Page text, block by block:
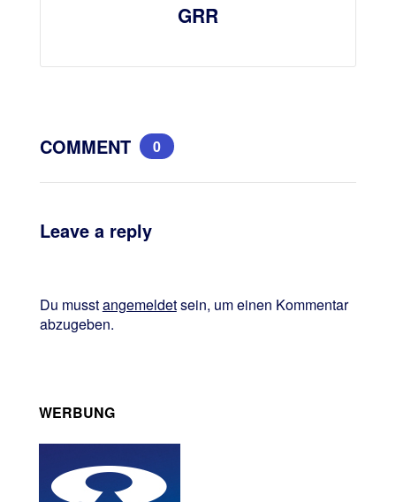
GRR
COMMENT 0
Leave a reply
Du musstangemeldetsein, um einen Kommentar
abzugeben.
WERBUNG